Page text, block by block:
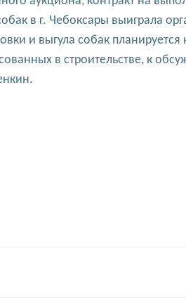
в г. Чебоксары выиграла
и выгула собак планируется
в строительстве, к